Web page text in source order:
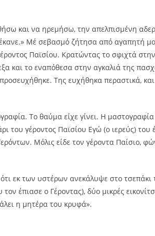
και να ηρεμήσω, την απελπισμένη
Μέ σεβασμό ζήτησα από αγαπητή
Παϊσίου. Κρατώντας το σφιχτά
και το εναπόθεσα στην αγκαλιά της
Της ευχήθηκα περαστικά,
Το θαύμα είχε γίνει. Η
του γέροντος Παϊσίου Εγώ (ο ιερεύς) του
Μόλις είδε τον γέροντα Παίσιο,
εκ των υστέρων ανεκάλυψε στο τσεπάκι
έπιασε ο Γέροντας), δύο μικρές
η μητέρα του κρυφά».